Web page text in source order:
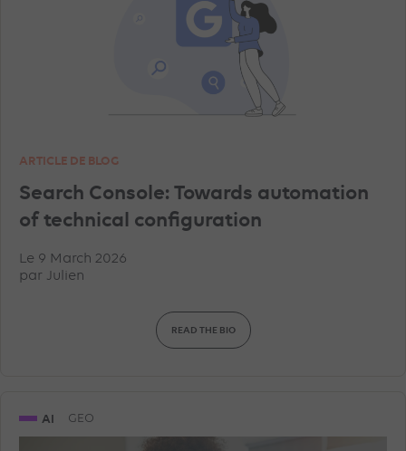
ARTICLE DE BLOG
Search Console: Towards automation
of technical configuration
Le 9 March 2026
par Julien
READ THE BIO
AI GEO